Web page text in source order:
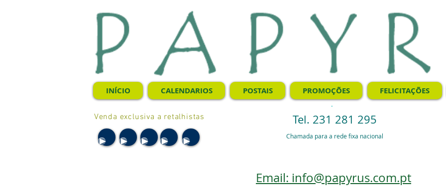
INÍCIO CALENDARIOS POSTAIS PROMOÇÕES FELICITAÇÕES
.
Venda exclusiva a retalhistas Tel. 231 281 295
Chamada para a rede fixa nacional
Email: info@papyrus.com.pt